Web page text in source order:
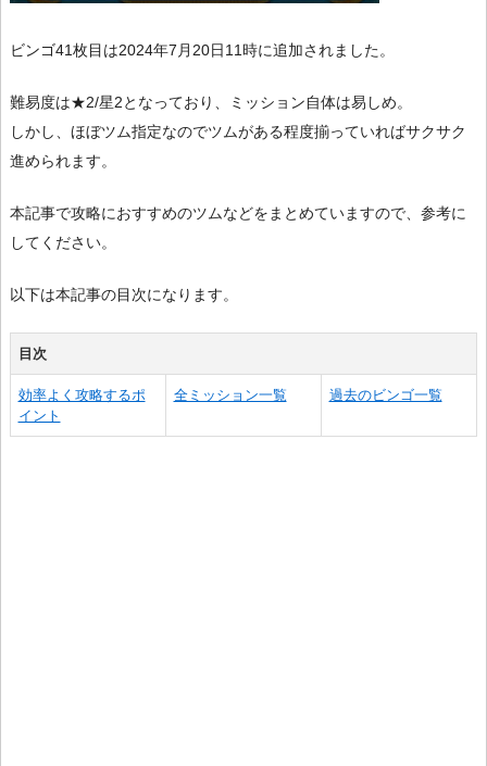
ビンゴ41枚目は2024年7月20日11時に追加されました。
難易度は★2/星2となっており、ミッション自体は易しめ。
しかし、ほぼツム指定なのでツムがある程度揃っていればサクサク
進められます。
本記事で攻略におすすめのツムなどをまとめていますので、参考に
してください。
以下は本記事の目次になります。
目次
効率よく攻略するポ
イント
全ミッション一覧 過去のビンゴ一覧